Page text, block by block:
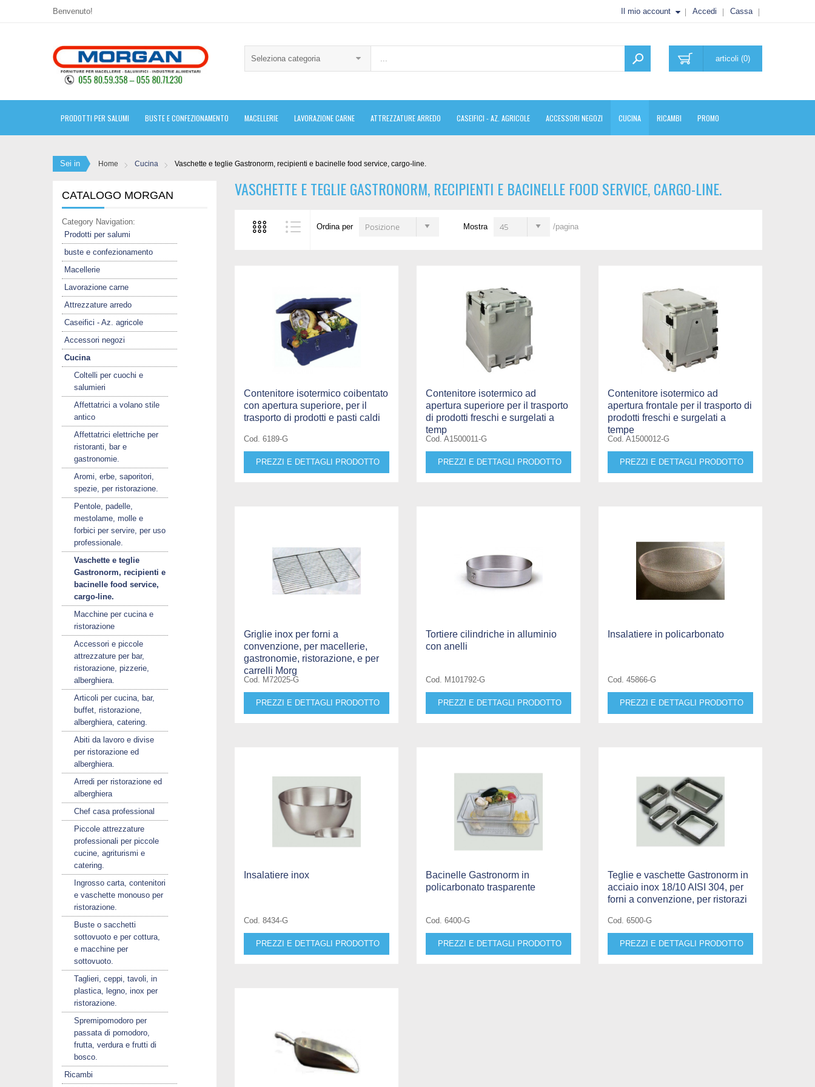
Benvenuto! Cassa
Accedi
Il mio account
articoli (0)
Seleziona categoria
PRODOTTI PER SALUMI BUSTE E CONFEZIONAMENTO MACELLERIE LAVORAZIONE CARNE ATTREZZATURE ARREDO CASEIFICI - AZ. AGRICOLE ACCESSORI NEGOZI CUCINA RICAMBI PROMO
Sei in Home Cucina Vaschette e teglie Gastronorm, recipienti e bacinelle food service, cargo-line.
CATALOGO MORGAN
Category Navigation:
Prodotti per salumi
buste e confezionamento
Macellerie
Lavorazione carne
Attrezzature arredo
Caseifici - Az. agricole
Accessori negozi
Cucina
Coltelli per cuochi e
salumieri
Affettatrici a volano stile
antico
Affettatrici elettriche per
ristoranti, bar e
gastronomie.
Aromi, erbe, saporitori,
spezie, per ristorazione.
Pentole, padelle,
mestolame, molle e
forbici per servire, per uso
professionale.
Vaschette e teglie
Gastronorm, recipienti e
bacinelle food service,
cargo-line.
Macchine per cucina e
ristorazione
Accessori e piccole
attrezzature per bar,
ristorazione, pizzerie,
alberghiera.
Articoli per cucina, bar,
buffet, ristorazione,
alberghiera, catering.
Abiti da lavoro e divise
per ristorazione ed
alberghiera.
Arredi per ristorazione ed
alberghiera
Chef casa professional
Piccole attrezzature
professionali per piccole
cucine, agriturismi e
catering.
Ingrosso carta, contenitori
e vaschette monouso per
ristorazione.
Buste o sacchetti
sottovuoto e per cottura,
e macchine per
sottovuoto.
Taglieri, ceppi, tavoli, in
plastica, legno, inox per
ristorazione.
Spremipomodoro per
passata di pomodoro,
frutta, verdura e frutti di
bosco.
Ricambi
VASCHETTE E TEGLIE GASTRONORM, RECIPIENTI E BACINELLE FOOD SERVICE, CARGO-LINE.
Ordina per Posizione Mostra 45 /pagina
Contenitore isotermico coibentato
con apertura superiore, per il
trasporto di prodotti e pasti caldi
Cod. 6189-G
PREZZI E DETTAGLI PRODOTTO
Contenitore isotermico ad
apertura superiore per il trasporto
di prodotti freschi e surgelati a
temp
Cod. A1500011-G
PREZZI E DETTAGLI PRODOTTO
Contenitore isotermico ad
apertura frontale per il trasporto di
prodotti freschi e surgelati a
tempe
Cod. A1500012-G
PREZZI E DETTAGLI PRODOTTO
Griglie inox per forni a
convenzione, per macellerie,
gastronomie, ristorazione, e per
carrelli Morg
Cod. M72025-G
PREZZI E DETTAGLI PRODOTTO
Tortiere cilindriche in alluminio
con anelli
Cod. M101792-G
PREZZI E DETTAGLI PRODOTTO
Insalatiere in policarbonato
Cod. 45866-G
PREZZI E DETTAGLI PRODOTTO
Insalatiere inox
Cod. 8434-G
PREZZI E DETTAGLI PRODOTTO
Bacinelle Gastronorm in
policarbonato trasparente
Cod. 6400-G
PREZZI E DETTAGLI PRODOTTO
Teglie e vaschette Gastronorm in
acciaio inox 18/10 AISI 304, per
forni a convenzione, per ristorazi
Cod. 6500-G
PREZZI E DETTAGLI PRODOTTO